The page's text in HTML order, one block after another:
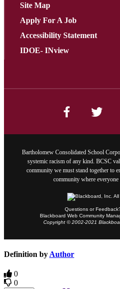
Site Map
Apply For A Job
Accessibility Statement
IDOE- INview
Bartholomew Consolidated School
systemic racism of any kind. BCSC
community we must stand together to
community where everyone
Questions or
Blackboard Web Community
Copyright © 2002-2021
Definition by Author
0
0